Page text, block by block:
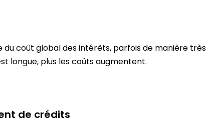
du coût global des intérêts, parfois de manière très
longue, plus les coûts augmentent.
de crédits